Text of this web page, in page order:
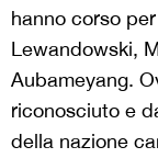
hanno corso
Lewandowski,
Aubameyang.
riconosciuto e
della nazione